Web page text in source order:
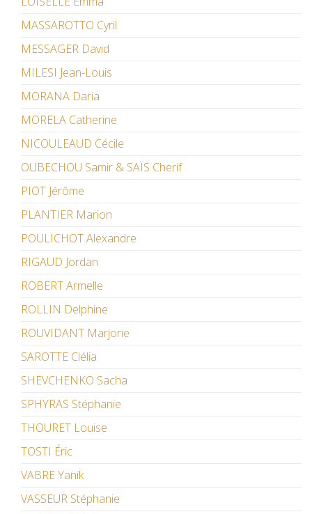
MASSAROTTO Cyril
MESSAGER David
MILESI Jean-Louis
MORANA Daria
MORELA Catherine
NICOULEAUD Cécile
OUBECHOU Samir & SAÏS Cherif
PIOT Jérôme
PLANTIER Marion
POULICHOT Alexandre
RIGAUD Jordan
ROBERT Armelle
ROLLIN Delphine
ROUVIDANT Marjorie
SAROTTE Clélia
SHEVCHENKO Sacha
SPHYRAS Stéphanie
THOURET Louise
TOSTI Éric
VABRE Yanik
VASSEUR Stéphanie